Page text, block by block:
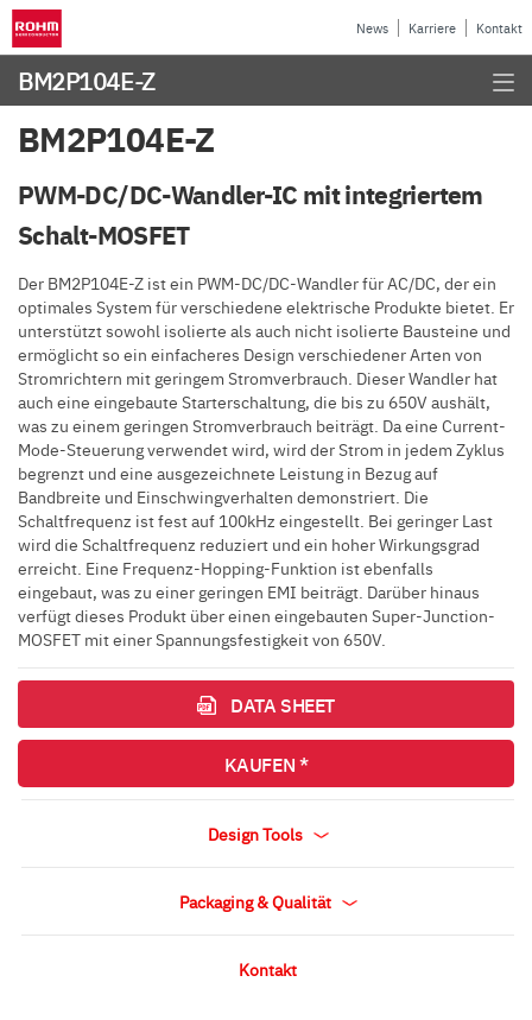
News Karriere Kontakt
BM2P104E-Z
BM2P104E-Z
PWM-DC/DC-Wandler-IC mit integriertem
Schalt-MOSFET
Der BM2P104E-Z ist ein PWM-DC/DC-Wandler für AC/DC, der ein
optimales System für verschiedene elektrische Produkte bietet. Er
unterstützt sowohl isolierte als auch nicht isolierte Bausteine und
ermöglicht so ein einfacheres Design verschiedener Arten von
Stromrichtern mit geringem Stromverbrauch. Dieser Wandler hat
auch eine eingebaute Starterschaltung, die bis zu 650V aushält,
was zu einem geringen Stromverbrauch beiträgt. Da eine Current-
Mode-Steuerung verwendet wird, wird der Strom in jedem Zyklus
begrenzt und eine ausgezeichnete Leistung in Bezug auf
Bandbreite und Einschwingverhalten demonstriert. Die
Schaltfrequenz ist fest auf 100kHz eingestellt. Bei geringer Last
wird die Schaltfrequenz reduziert und ein hoher Wirkungsgrad
erreicht. Eine Frequenz-Hopping-Funktion ist ebenfalls
eingebaut, was zu einer geringen EMI beiträgt. Darüber hinaus
verfügt dieses Produkt über einen eingebauten Super-Junction-
MOSFET mit einer Spannungsfestigkeit von 650V.
DATA SHEET
KAUFEN *
Design Tools
Packaging & Qualität
Kontakt